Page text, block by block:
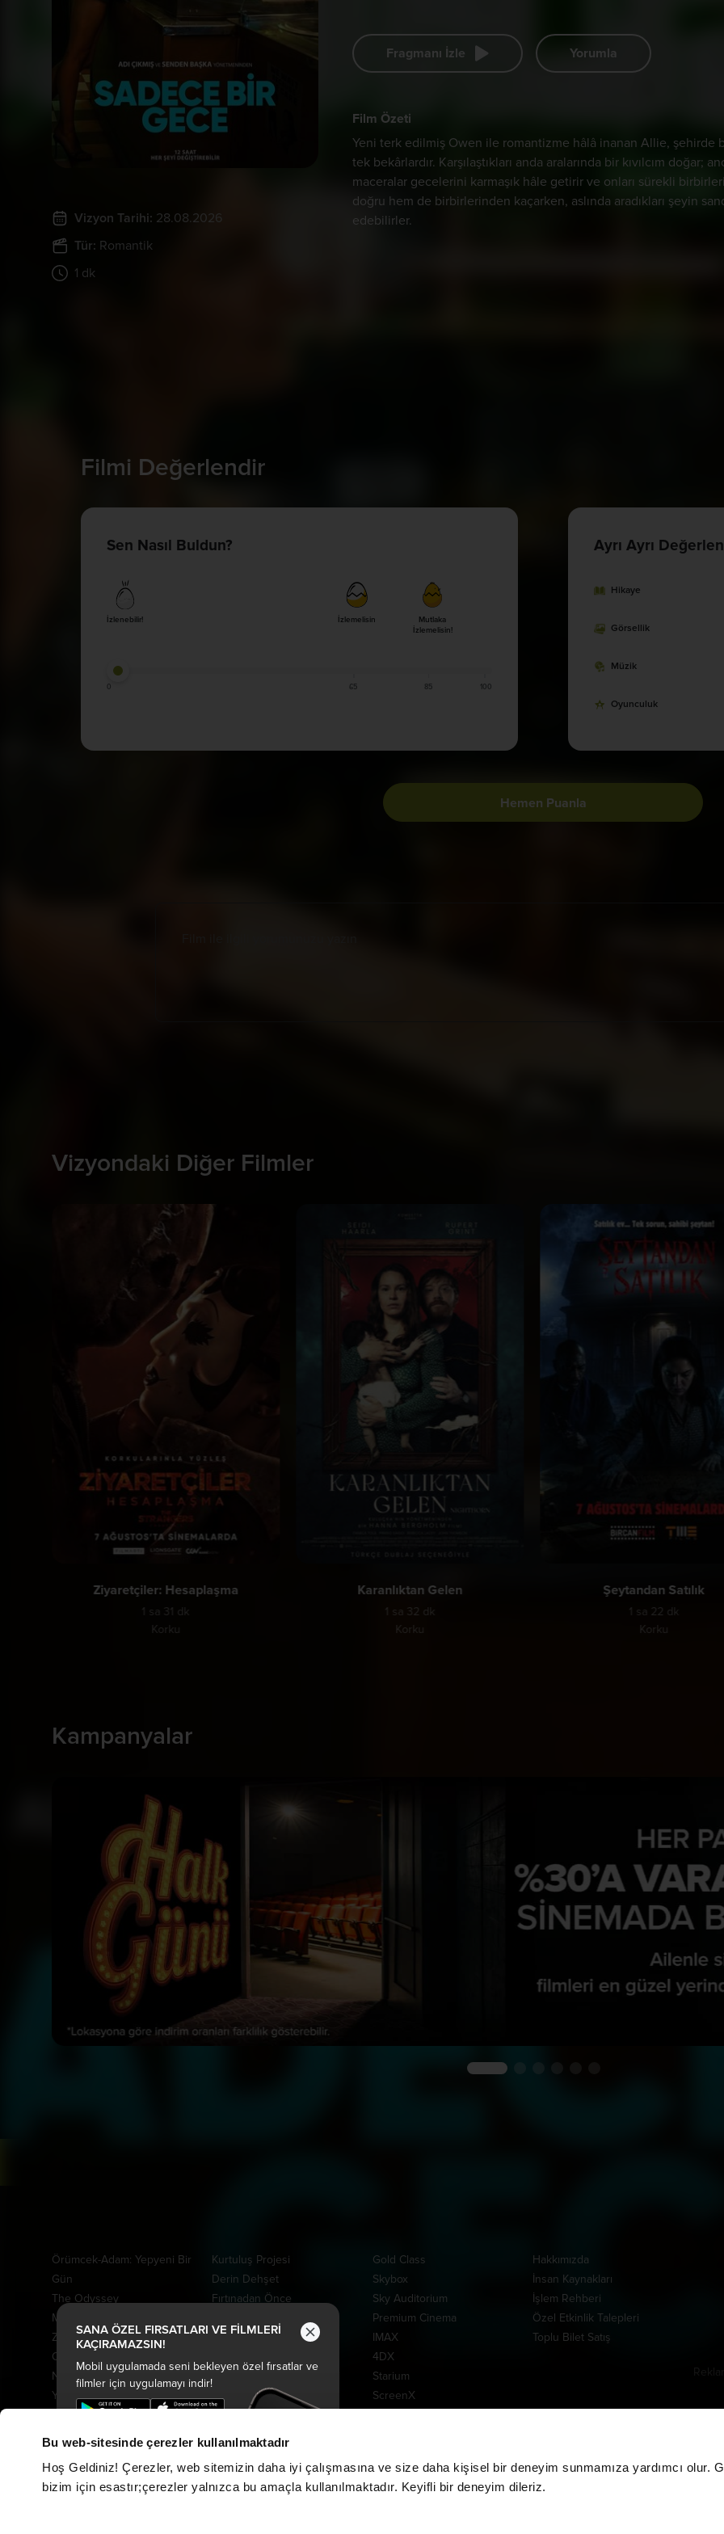
Bu web-sitesinde çerezler kullanılmaktadır
Hoş Geldiniz! Çerezler, web sitemizin daha iyi çalışmasına ve size daha kişisel bir deneyim sunmamıza yardımcı olur.
bizim için esastır;çerezler yalnızca bu amaçla kullanılmaktadır. Keyifli bir deneyim dileriz.
SANA ÖZEL FIRSATLARI VE FİLMLERİ
KAÇIRAMAZSIN!
Mobil uygulamada seni bekleyen özel fırsatlar ve
filmler için uygulamayı indir!
Vizyon Tarihi: 28.08.2026
Tür: Romantik
1 dk
Fragmanı İzle Yorumla
Film Özeti
Yeni terk edilmiş Owen ile romantizme hâlâ inanan Allie, şehirde
tek bekârlardır. Karşılaştıkları anda aralarında bir kıvılcım doğar;
maceralar gecelerini karmaşık hâle getirir ve onları sürekli
doğru hem de birbirlerinden kaçarken, aslında aradıkları şeyin
edebilirler.
Filmi Değerlendir
Sen Nasıl Buldun?
İzlenebilir! İzlemelisin
Mutlaka
İzlemelisin!
0 65 85 100
Ayrı Ayrı
Hikaye
Görsellik
Müzik
Oyunculuk
Hemen Puanla
Vizyondaki Diğer Filmler
Ziyaretçiler: Hesaplaşma
1 sa 31 dk
Korku
Karanlıktan Gelen
1 sa 32 dk
Korku
Şeytandan Satılık
1 sa 22 dk
Korku
Kampanyalar
Örümcek-Adam: Yepyeni Bir
Gün
The Odyssey
Minyonlar ve Canavarlar
Ziyaretçiler: Hesaplaşma
Oyuncak Hikayesi 5
Nasreddin Hoca Zaman
Yolcusu 4
Hayvan Çiftliği
Karanlıktan Gelen
Kurtuluş Projesi
Derin Dehşet
Fırtınadan Önce
Oak Caddesi'nin Sonu
Peter Pan Kabuslar Ülkesi
Tarot: Yeniden Doğuş
Davet
Evcil Kahramanlar
Gold Class
Skybox
Sky Auditorium
Premium Cinema
IMAX
4DX
Starium
ScreenX
Hakkımızda
İnsan Kaynakları
İşlem Rehberi
Özel Etkinlik Talepleri
Toplu Bilet Satış
CGV MoviePass İade
İşlemleri